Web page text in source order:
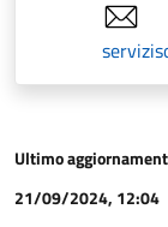
Ultimo
21/09/2024, 12:04